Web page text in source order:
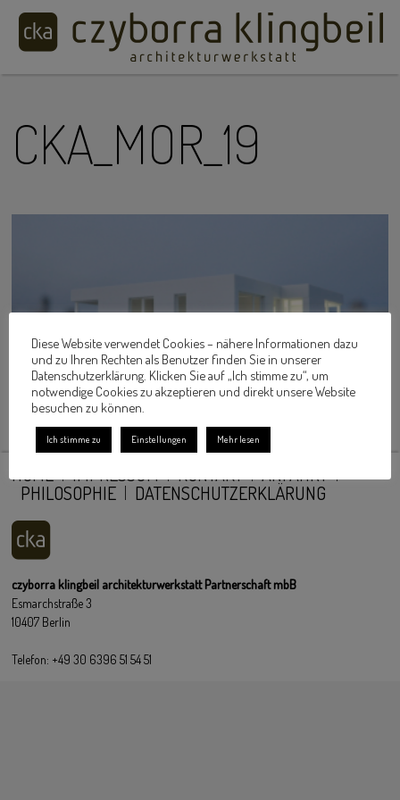
CKA_MOR_19
HOME IMPRESSUM KONTAKT
ANFAHRT
PHILOSOPHIE
DATENSCHUTZERKLÄRUNG
czyborra klingbeil architekturwerkstatt Partnerschaft mbB
Esmarchstraße 3
10407 Berlin
Telefon: +49 30 6396 51 54 51
Diese Website verwendet Cookies – nähere Informationen dazu
und zu Ihren Rechten als Benutzer finden Sie in unserer
Datenschutzerklärung. Klicken Sie auf „Ich stimme zu“, um
notwendige Cookies zu akzeptieren und direkt unsere Website
besuchen zu können.
Ich stimme zu Einstellungen Mehr lesen